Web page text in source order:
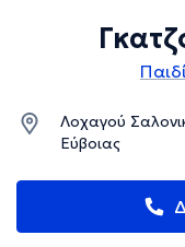
Λοχαγού
Εύβοιας